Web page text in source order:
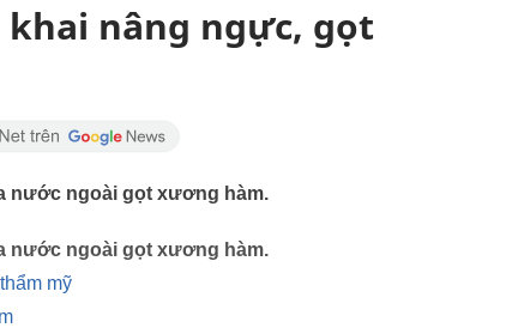
khai nâng ngực, gọt
nước ngoài gọt xương hàm.
nước ngoài gọt xương hàm.
mỹ